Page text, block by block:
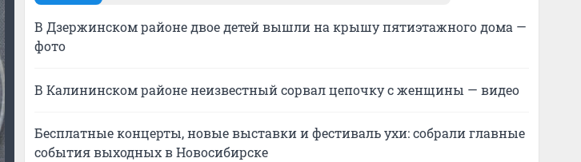
В Дзержинском районе двое детей вышли на крышу пятиэтажного дома —
фото
В Калининском районе неизвестный сорвал цепочку с женщины — видео
Бесплатные концерты, новые выставки и фестиваль ухи: собрали главные
события выходных в Новосибирске